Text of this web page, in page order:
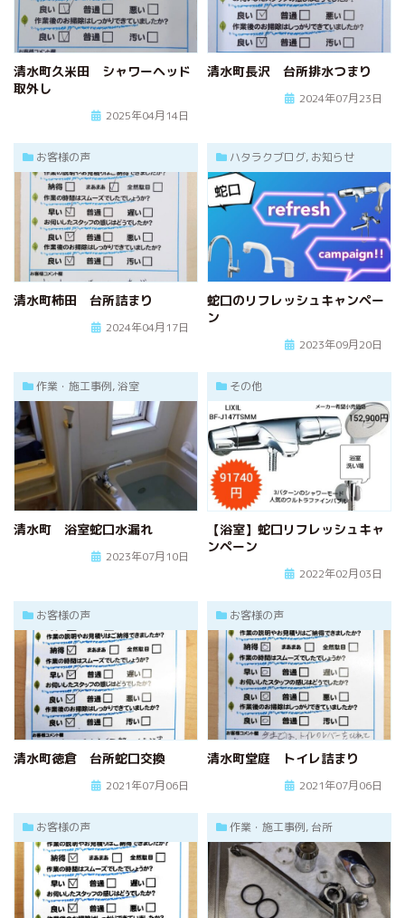
清水町久米田 シャワーヘッド
取外し
2025年04月14日
清水町長沢 台所排水つまり
2024年07月23日
お客様の声
清水町柿田 台所詰まり
2024年04月17日
ハタラクブログ, お知らせ
蛇口のリフレッシュキャンペー
ン
2023年09月20日
作業・施工事例, 浴室
清水町 浴室蛇口水漏れ
2023年07月10日
その他
【浴室】蛇口リフレッシュキャ
ンペーン
2022年02月03日
お客様の声
清水町徳倉 台所蛇口交換
2021年07月06日
お客様の声
清水町堂庭 トイレ詰まり
2021年07月06日
お客様の声 作業・施工事例, 台所